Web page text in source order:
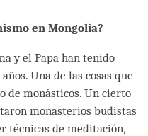
en Mongolia?
y el Papa han tenido
Una de las cosas que
de monásticos. Un cierto
monasterios budistas
técnicas de meditación,